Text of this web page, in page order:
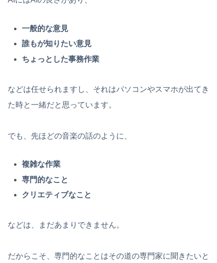
一般的な意見
誰もが知りたい意見
ちょっとした事務作業
などは任せられますし、それはパソコンやスマホが出てき
た時と一緒だと思っています。
でも、先ほどの音楽の話のように、
複雑な作業
専門的なこと
クリエティブなこと
などは、まだあまりできません。
だからこそ、専門的なことはその道の専門家に聞きたいと